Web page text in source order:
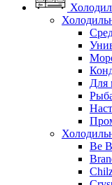
Для
Be